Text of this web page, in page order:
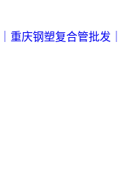
重庆钢塑复合管批发｜